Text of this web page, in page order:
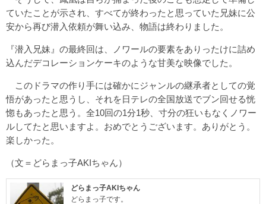
ていたことが示され、すべてが終わったと思っていた兄妹に公
安から再び潜入依頼が舞い込み、物語は終わりました。
『潜入兄妹』の最終回は、ノワールの要素をありったけに詰め
込んだデコレーションケーキのような甘美な映像でした。
このドラマの作り手には確かにジャンルの継承者としての覚
悟があったと思うし、それを日テレの全国放送でブン回せる恍
惚もあったと思う。全10回の1分1秒、寸分の狂いもなくノワー
ルしてたと思いますよ。おめでとうございます。ありがとう。
楽しかった。
（文＝どらまっ子AKIちゃん）
どらまっ子AKIちゃん
どらまっ子です。